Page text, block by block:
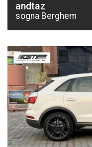
andtaz
sogna Berghem